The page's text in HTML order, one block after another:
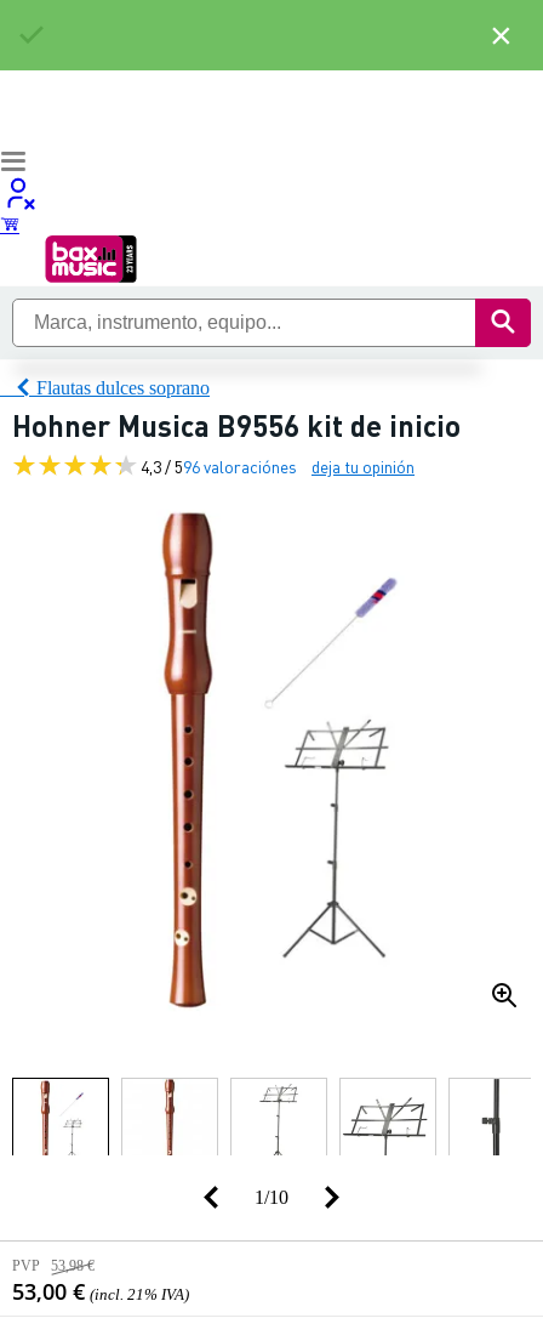
Flautas dulces soprano
Hohner Musica B9556 kit de inicio
4,3 / 596 valoraciónes deja tu opinión
1/10
PVP 53,98 €
53,00 € (incl. 21% IVA)
×